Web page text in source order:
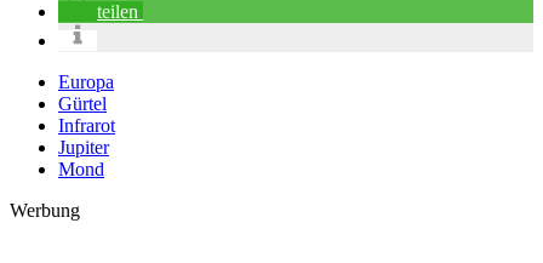
teilen
Europa
Gürtel
Infrarot
Jupiter
Mond
Werbung